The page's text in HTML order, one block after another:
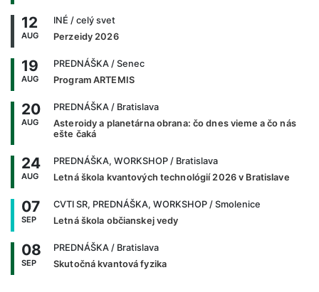
12
AUG
INÉ / celý svet
Perzeidy 2026
19
AUG
PREDNÁŠKA / Senec
Program ARTEMIS
20
AUG
PREDNÁŠKA / Bratislava
Asteroidy a planetárna obrana: čo dnes vieme a čo nás
ešte čaká
24
AUG
PREDNÁŠKA, WORKSHOP / Bratislava
Letná škola kvantových technológií 2026 v Bratislave
07
SEP
CVTI SR, PREDNÁŠKA, WORKSHOP / Smolenice
Letná škola občianskej vedy
08
SEP
PREDNÁŠKA / Bratislava
Skutočná kvantová fyzika